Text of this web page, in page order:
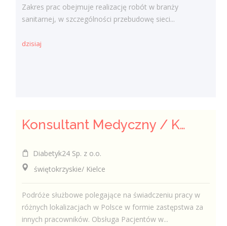
Zakres prac obejmuje realizację robót w branży
sanitarnej, w szczególności przebudowę sieci...
dzisiaj
Konsultant Medyczny / Konsultantka Medyczna w sklepie medycznym (Fizjoterapeuta, Technik farmaceutyczny, Technik ortopeda)
Diabetyk24 Sp. z o.o.
świętokrzyskie/ Kielce
Podróże służbowe polegające na świadczeniu pracy w
różnych lokalizacjach w Polsce w formie zastępstwa za
innych pracowników. Obsługa Pacjentów w...